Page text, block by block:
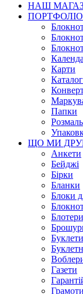
НАШ
ПОРТФОЛІО
Карти
Папки
ЩО МИ
Анкети
Бейджі
Бірки
Бланки
Блоки
Блотери
Буклети
Газети
Грамоти